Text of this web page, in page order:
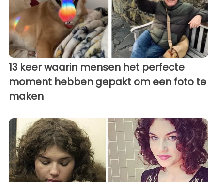
13 keer waarin mensen het perfecte
moment hebben gepakt om een ​​foto te
maken